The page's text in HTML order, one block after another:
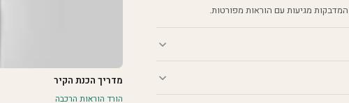
מגיעות עם הוראות מפורטות.
מדריך הכנת הקיר
הורד הוראות הרכבה